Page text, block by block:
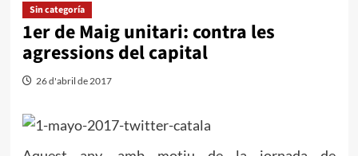
Sin categoría
1er de Maig unitari: contra les
agressions del capital
26 d'abril de 2017